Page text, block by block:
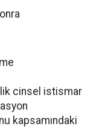
cinsel istismar
kapsamındaki